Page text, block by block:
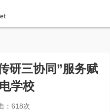
研三协同”服务赋
学校
： 618次